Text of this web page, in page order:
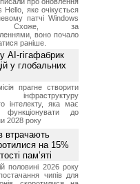
Hello, яке очікується
патчі Windows
за
воно почало
раніше.
AI-гігафабрик
у глобальних
прагне створити
інфраструктуру
інтелекту, яка має
функціонувати до
2028 року
втрачають
на 15%
пам’яті
половині 2026 року
постачання чипів для